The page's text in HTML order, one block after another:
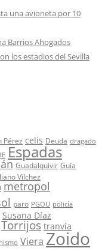
una avioneta por 10
Barrios Ahogados
los estadios del Sevilla
Pérez celis Deuda dragado
Espadas
Guadalquivir Guía
Vílchez
metropol
paro PGOU policía
Susana Díaz
Torrijos tranvía
Viera Zoido